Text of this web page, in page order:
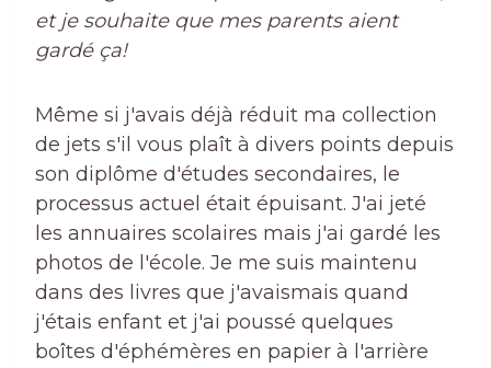
et je souhaite que mes parents aient
gardé ça!
Même si j'avais déjà réduit ma collection
de jets s'il vous plaît à divers points depuis
son diplôme d'études secondaires, le
processus actuel était épuisant. J'ai jeté
les annuaires scolaires mais j'ai gardé les
photos de l'école. Je me suis maintenu
dans des livres que j'avaismais quand
j'étais enfant et j'ai poussé quelques
boîtes d'éphémères en papier à l'arrière